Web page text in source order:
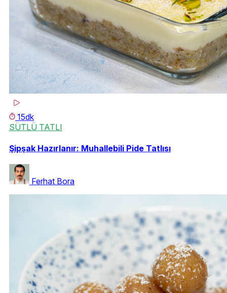
15dk
SÜTLÜ TATLI
Şipşak Hazırlanır: Muhallebili Pide Tatlısı
Ferhat Bora